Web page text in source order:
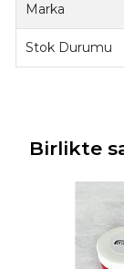
Marka
Stok Durumu
Birlikte